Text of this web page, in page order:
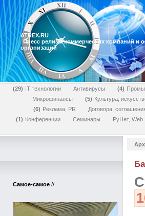
ATREX.RU
Пресс релизы коммерческих компаний и
организаций
29 IT технологии Антивирусы 4
Микрофинансы
5 Культура,
6
Реклама, PR Договора,
1
Конференции Семинары РуНет, Web
Самое-самое //